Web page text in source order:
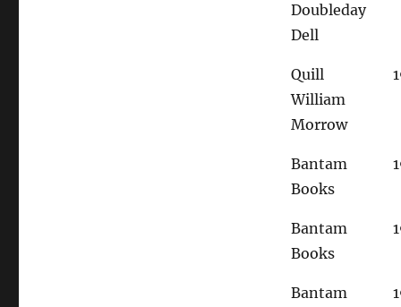
Doubleday
Dell
Quill
William
Morrow
Bantam
Books
Bantam
Books
Bantam